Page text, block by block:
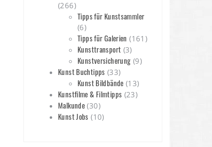
(266)
Tipps für Kunstsammler
(6)
Tipps für Galerien (161)
Kunsttransport (3)
Kunstversicherung (9)
Kunst Buchtipps (33)
Kunst Bildbände (13)
Kunstfilme & Filmtipps (23)
Malkunde (30)
Kunst Jobs (10)